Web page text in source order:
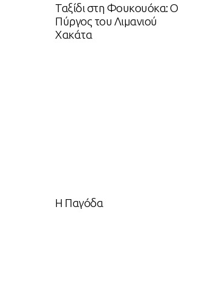
Ταξίδι στη Φουκουόκα: O
Πύργος του Λιμανιού
Χακάτα
Η Παγόδα